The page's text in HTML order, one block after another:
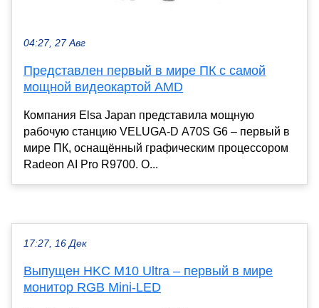
04:27, 27 Авг
Представлен первый в мире ПК с самой
мощной видеокартой AMD
Компания Elsa Japan представила мощную
рабочую станцию VELUGA-D A70S G6 – первый в
мире ПК, оснащённый графическим процессором
Radeon AI Pro R9700. О...
17:27, 16 Дек
Выпущен HKC M10 Ultra – первый в мире
монитор RGB Mini-LED